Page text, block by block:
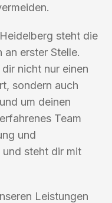
steht die
an erster Stelle.
nicht nur einen
sondern auch
um deinen
Team
und
steht dir mit
Leistungen